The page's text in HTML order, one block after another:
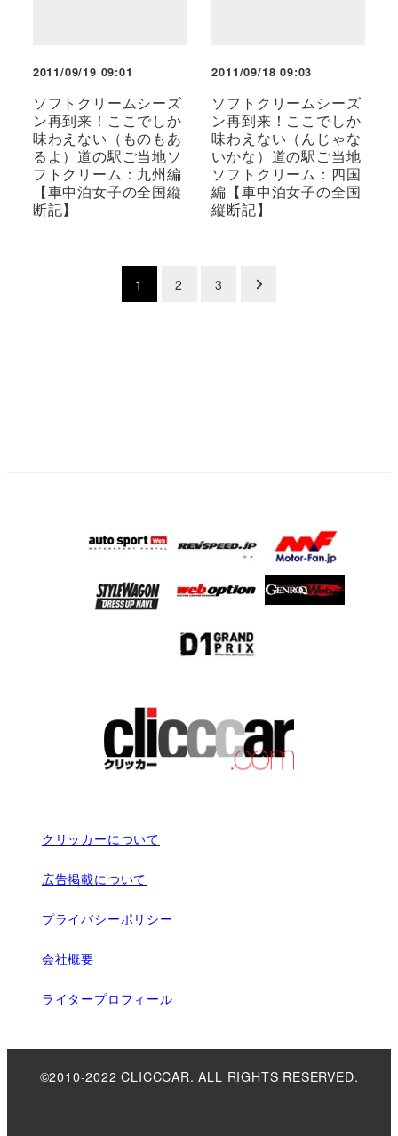
2011/09/19 09:01
ソフトクリームシーズ
ン再到来！ここでしか
味わえない（ものもあ
るよ）道の駅ご当地ソ
フトクリーム：九州編
【車中泊女子の全国縦
断記】
2011/09/18 09:03
ソフトクリームシーズ
ン再到来！ここでしか
味わえない（んじゃな
いかな）道の駅ご当地
ソフトクリーム：四国
編【車中泊女子の全国
縦断記】
1 2 3
クリッカーについて
広告掲載について
プライバシーポリシー
会社概要
ライタープロフィール
©2010-2022 CLICCCAR. ALL RIGHTS RESERVED.